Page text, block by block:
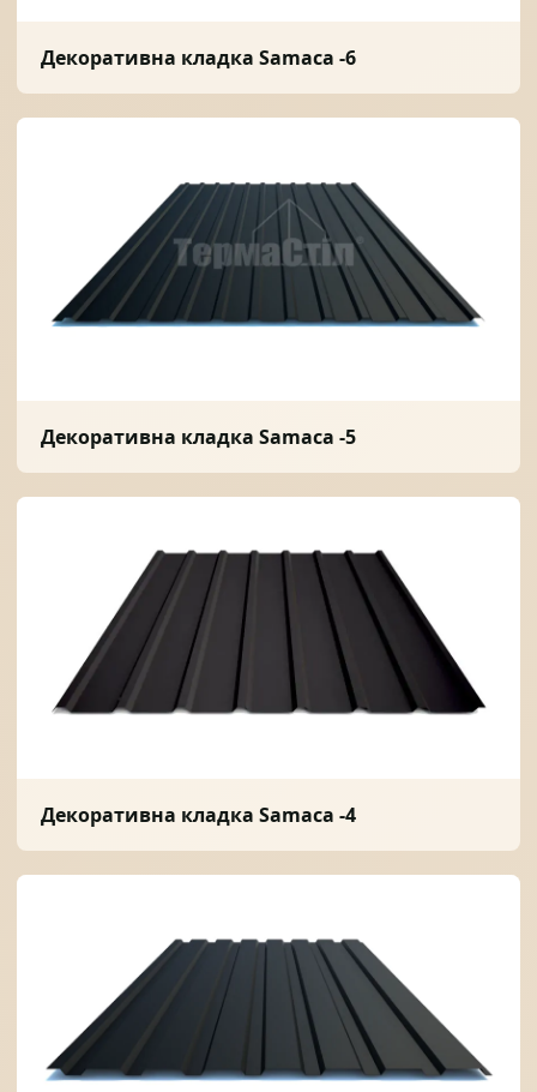
Декоративна кладка Samaca -6
Декоративна кладка Samaca -5
Декоративна кладка Samaca -4